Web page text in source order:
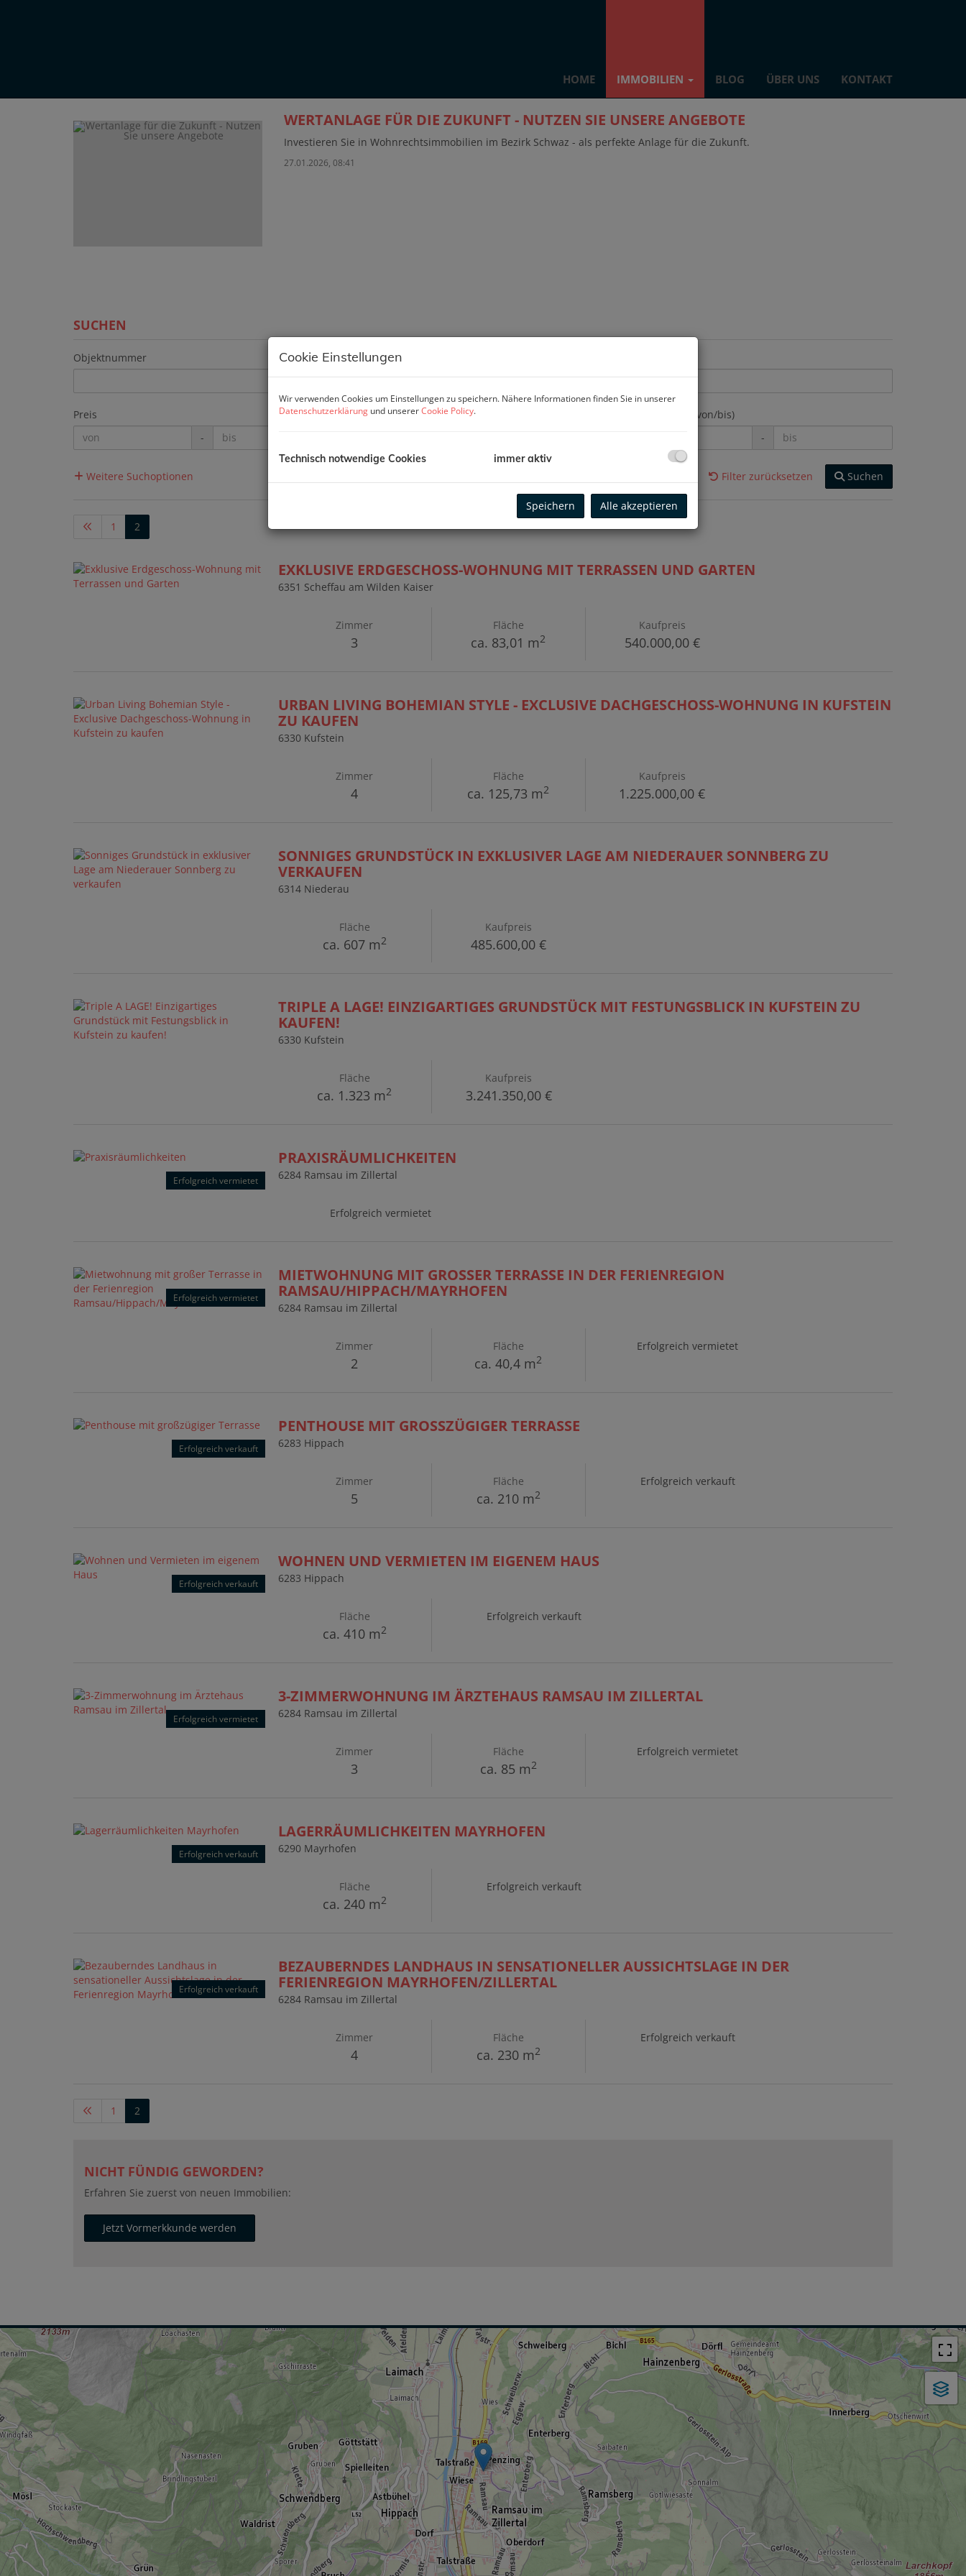
HOME IMMOBILIEN BLOG ÜBER UNS KONTAKT
WERTANLAGE FÜR DIE ZUKUNFT - NUTZEN SIE UNSERE ANGEBOTE
Investieren Sie in Wohnrechtsimmobilien im Bezirk Schwaz - als perfekte Anlage für die Zukunft.
27.01.2026, 08:41
SUCHEN
Objektnummer
Vermarktungsart
Alle
Miete Kauf
Preis
-
Zimmer
Wohnfläche (von/bis)
-
Weitere Suchoptionen Filter zurücksetzen Suchen
1 2
EXKLUSIVE ERDGESCHOSS-WOHNUNG MIT TERRASSEN UND GARTEN
6351 Scheffau am Wilden Kaiser
Zimmer
3
Fläche
ca. 83,01 m2
Kaufpreis
540.000,00 €
URBAN LIVING BOHEMIAN STYLE - EXCLUSIVE DACHGESCHOSS-WOHNUNG IN KUFSTEIN
ZU KAUFEN
6330 Kufstein
Zimmer
4
Fläche
ca. 125,73 m2
Kaufpreis
1.225.000,00 €
SONNIGES GRUNDSTÜCK IN EXKLUSIVER LAGE AM NIEDERAUER SONNBERG ZU
VERKAUFEN
6314 Niederau
Fläche
ca. 607 m2
Kaufpreis
485.600,00 €
TRIPLE A LAGE! EINZIGARTIGES GRUNDSTÜCK MIT FESTUNGSBLICK IN KUFSTEIN ZU
KAUFEN!
6330 Kufstein
Fläche
ca. 1.323 m2
Kaufpreis
3.241.350,00 €
Erfolgreich vermietet
PRAXISRÄUMLICHKEITEN
6284 Ramsau im Zillertal
Erfolgreich vermietet
Erfolgreich vermietet
MIETWOHNUNG MIT GROSSER TERRASSE IN DER FERIENREGION R
AMSAU/HIPPACH/MAYRHOFEN
6284 Ramsau im Zillertal
Zimmer
2
Fläche
ca. 40,4 m2
Erfolgreich vermietet
Erfolgreich verkauft
PENTHOUSE MIT GROSSZÜGIGER TERRASSE
6283 Hippach
Zimmer
5
Fläche
ca. 210 m2
Erfolgreich verkauft
Erfolgreich verkauft
WOHNEN UND VERMIETEN IM EIGENEM HAUS
6283 Hippach
Fläche
ca. 410 m2
Erfolgreich verkauft
Erfolgreich vermietet
3-ZIMMERWOHNUNG IM ÄRZTEHAUS RAMSAU IM ZILLERTAL
6284 Ramsau im Zillertal
Zimmer
3
Fläche
ca. 85 m2
Erfolgreich vermietet
Erfolgreich verkauft
LAGERRÄUMLICHKEITEN MAYRHOFEN
6290 Mayrhofen
Fläche
ca. 240 m2
Erfolgreich verkauft
Erfolgreich verkauft
BEZAUBERNDES LANDHAUS IN SENSATIONELLER AUSSICHTSLAGE IN DER
FERIENREGION MAYRHOFEN/ZILLERTAL
6284 Ramsau im Zillertal
Zimmer
4
Fläche
ca. 230 m2
Erfolgreich verkauft
1 2
NICHT FÜNDIG GEWORDEN?
Erfahren Sie zuerst von neuen Immobilien:
Jetzt Vormerkkunde werden
Cookie Einstellungen
Wir verwenden Cookies um Einstellungen zu speichern. Nähere Informationen finden Sie in unserer
Datenschutzerklärung und unsererCookie Policy.
Technisch notwendige Cookies immer aktiv
Speichern Alle akzeptieren